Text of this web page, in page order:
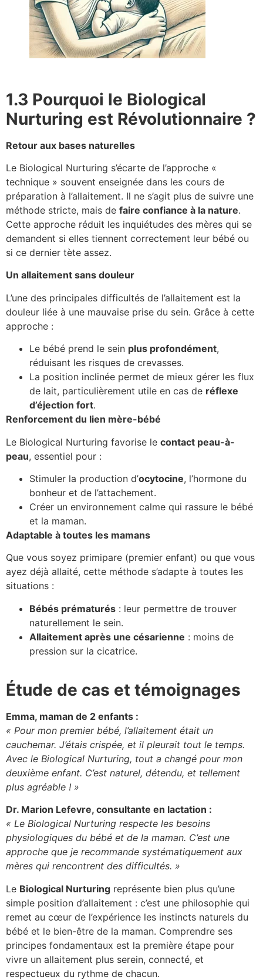
1.3 Pourquoi le Biological
Nurturing est Révolutionnaire ?
Retour aux bases naturelles
Le Biological Nurturing s’écarte de l’approche «
technique » souvent enseignée dans les cours de
préparation à l’allaitement. Il ne s’agit plus de suivre une
méthode stricte, mais de faire confiance à la nature.
Cette approche réduit les inquiétudes des mères qui se
demandent si elles tiennent correctement leur bébé ou
si ce dernier tète assez.
Un allaitement sans douleur
L’une des principales difficultés de l’allaitement est la
douleur liée à une mauvaise prise du sein. Grâce à cette
approche :
Le bébé prend le sein plus profondément,
réduisant les risques de crevasses.
La position inclinée permet de mieux gérer les flux
de lait, particulièrement utile en cas de réflexe
d’éjection fort.
Renforcement du lien mère-bébé
Le Biological Nurturing favorise le contact peau-à-
peau, essentiel pour :
Stimuler la production d’ocytocine, l’hormone du
bonheur et de l’attachement.
Créer un environnement calme qui rassure le bébé
et la maman.
Adaptable à toutes les mamans
Que vous soyez primipare (premier enfant) ou que vous
ayez déjà allaité, cette méthode s’adapte à toutes les
situations :
Bébés prématurés : leur permettre de trouver
naturellement le sein.
Allaitement après une césarienne : moins de
pression sur la cicatrice.
Étude de cas et témoignages
Emma, maman de 2 enfants :
« Pour mon premier bébé, l’allaitement était un
cauchemar. J’étais crispée, et il pleurait tout le temps.
Avec le Biological Nurturing, tout a changé pour mon
deuxième enfant. C’est naturel, détendu, et tellement
plus agréable ! »
Dr. Marion Lefevre, consultante en lactation :
« Le Biological Nurturing respecte les besoins
physiologiques du bébé et de la maman. C’est une
approche que je recommande systématiquement aux
mères qui rencontrent des difficultés. »
Le Biological Nurturing représente bien plus qu’une
simple position d’allaitement : c’est une philosophie qui
remet au cœur de l’expérience les instincts naturels du
bébé et le bien-être de la maman. Comprendre ses
principes fondamentaux est la première étape pour
vivre un allaitement plus serein, connecté, et
respectueux du rythme de chacun.